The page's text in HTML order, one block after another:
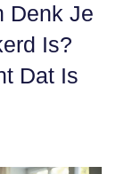
Denk Je
Is?
Dat Is